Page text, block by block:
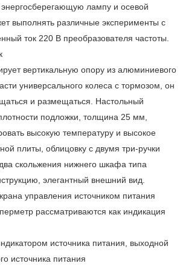
лампу и осевой
выполнять различные эксперименты с
ток 220 В преобразователя частоты.
вертикальную опору из алюминиевого
универсального колеса с тормозом, он
и размещаться. Настольный
подложки, толщина 25 мм,
высокую температуру и высокое
плиты, облицовку с двумя три-ручки
скольжения нижнего шкафа типа
элегантный внешний вид.
управления источником питания
рассматриваются как индикация
источника питания, выходной
источника питания